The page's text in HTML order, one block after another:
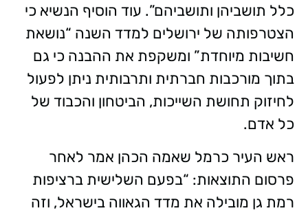
כלל תושביהן ותושביהם”. עוד הוסיף הנשיא כי
הצטרפותה של ירושלים למדד השנה “נושאת
חשיבות מיוחדת” ומשקפת את ההבנה כי גם
בתוך מורכבות חברתית ותרבותית ניתן לפעול
לחיזוק תחושת השייכות, הביטחון והכבוד של
כל אדם.
ראש העיר כרמל שאמה הכהן אמר לאחר
פרסום התוצאות: “בפעם השלישית ברציפות
רמת גן מובילה את מדד הגאווה בישראל, וזה